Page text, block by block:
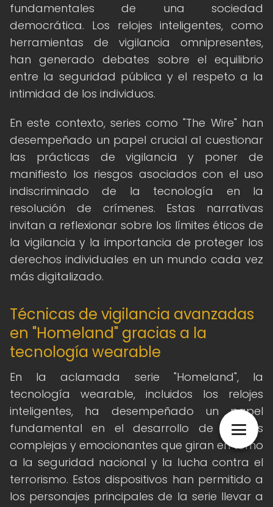
fundamentales de una sociedad
democrática. Los relojes inteligentes, como
herramientas de vigilancia omnipresentes,
han generado debates sobre el equilibrio
entre la seguridad pública y el respeto a la
intimidad de los individuos.
En este contexto, series como "The Wire" han
desempeñado un papel crucial al cuestionar
las prácticas de vigilancia y poner de
manifiesto los riesgos asociados con el uso
indiscriminado de la tecnología en la
resolución de crímenes. Estas narrativas
invitan a reflexionar sobre los límites éticos de
la vigilancia y la importancia de proteger los
derechos individuales en un mundo cada vez
más digitalizado.
Técnicas de vigilancia avanzadas
en "Homeland" gracias a la
tecnología wearable
En la aclamada serie "Homeland", la
tecnología wearable, incluidos los relojes
inteligentes, ha desempeñado un papel
fundamental en el desarrollo de tramas
complejas y emocionantes que giran en torno
a la seguridad nacional y la lucha contra el
terrorismo. Estos dispositivos han permitido a
los personajes principales de la serie llevar a